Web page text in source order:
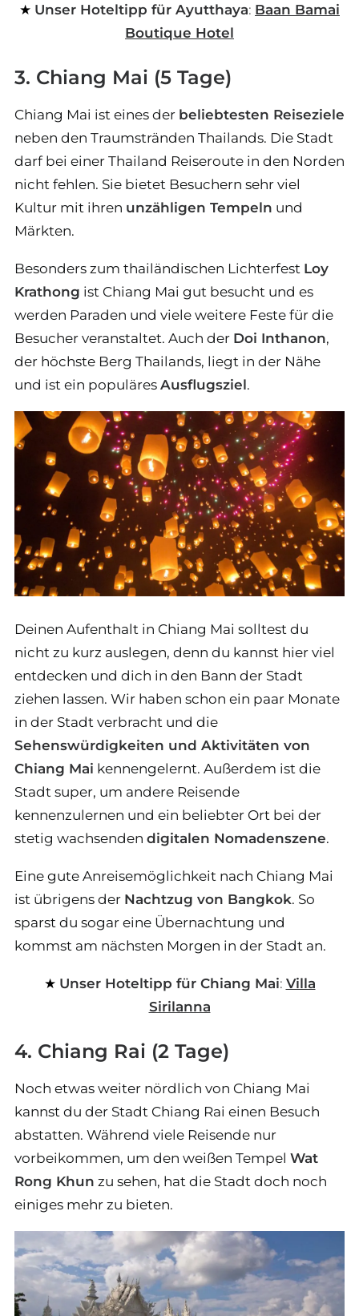
Unser Hoteltipp für Ayutthaya: Baan Bamai
Boutique Hotel
3. Chiang Mai (5 Tage)
Chiang Mai ist eines der beliebtesten Reiseziele
neben den Traumstränden Thailands. Die Stadt
darf bei einer Thailand Reiseroute in den Norden
nicht fehlen. Sie bietet Besuchern sehr viel
Kultur mit ihren unzähligen Tempeln und
Märkten.
Besonders zum thailändischen Lichterfest Loy
Krathong ist Chiang Mai gut besucht und es
werden Paraden und viele weitere Feste für die
Besucher veranstaltet. Auch der Doi Inthanon,
der höchste Berg Thailands, liegt in der Nähe
und ist ein populäres Ausflugsziel.
Deinen Aufenthalt in Chiang Mai solltest du
nicht zu kurz auslegen, denn du kannst hier viel
entdecken und dich in den Bann der Stadt
ziehen lassen. Wir haben schon ein paar Monate
in der Stadt verbracht und die
Sehenswürdigkeiten und Aktivitäten von
Chiang Mai kennengelernt. Außerdem ist die
Stadt super, um andere Reisende
kennenzulernen und ein beliebter Ort bei der
stetig wachsenden digitalen Nomadenszene.
Eine gute Anreisemöglichkeit nach Chiang Mai
ist übrigens der Nachtzug von Bangkok. So
sparst du sogar eine Übernachtung und
kommst am nächsten Morgen in der Stadt an.
Unser Hoteltipp für Chiang Mai: Villa
Sirilanna
4. Chiang Rai (2 Tage)
Noch etwas weiter nördlich von Chiang Mai
kannst du der Stadt Chiang Rai einen Besuch
abstatten. Während viele Reisende nur
vorbeikommen, um den weißen Tempel Wat
Rong Khun zu sehen, hat die Stadt doch noch
einiges mehr zu bieten.